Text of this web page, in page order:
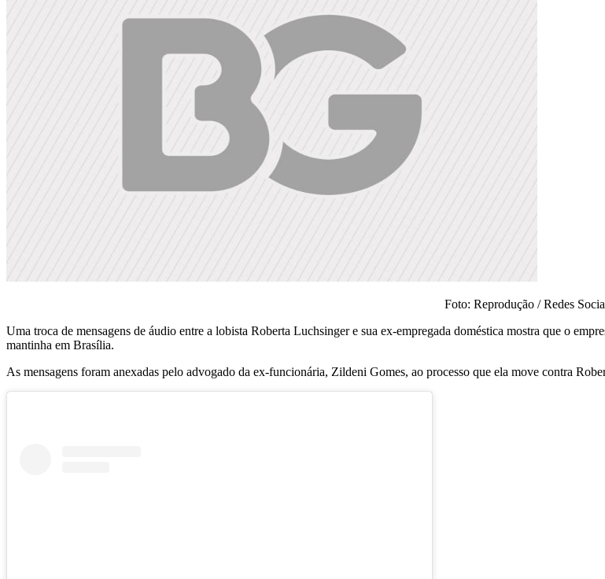
Foto: Reprodução / Redes
Uma troca de mensagens de áudio entre a lobista Roberta Luchsinger e sua ex-empregada doméstica mostra que o
mantinha em Brasília.
As mensagens foram anexadas pelo advogado da ex-funcionária, Zildeni Gomes, ao processo que ela move contra